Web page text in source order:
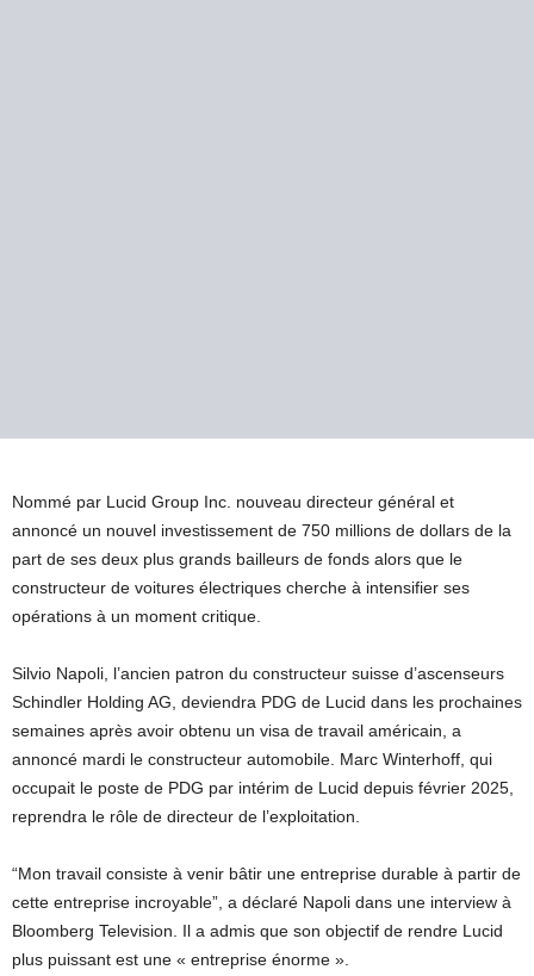
Nommé par Lucid Group Inc. nouveau directeur général et
annoncé un nouvel investissement de 750 millions de dollars de la
part de ses deux plus grands bailleurs de fonds alors que le
constructeur de voitures électriques cherche à intensifier ses
opérations à un moment critique.
Silvio Napoli, l’ancien patron du constructeur suisse d’ascenseurs
Schindler Holding AG, deviendra PDG de Lucid dans les prochaines
semaines après avoir obtenu un visa de travail américain, a
annoncé mardi le constructeur automobile. Marc Winterhoff, qui
occupait le poste de PDG par intérim de Lucid depuis février 2025,
reprendra le rôle de directeur de l’exploitation.
“Mon travail consiste à venir bâtir une entreprise durable à partir de
cette entreprise incroyable”, a déclaré Napoli dans une interview à
Bloomberg Television. Il a admis que son objectif de rendre Lucid
plus puissant est une « entreprise énorme ».